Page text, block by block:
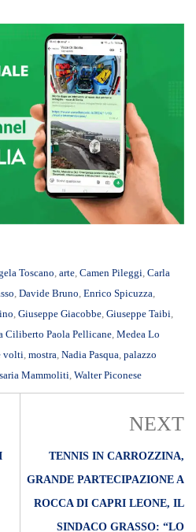
Toscano arte Camen Pileggi Carla
Davide Bruno Enrico Spicuzza
Giuseppe Giacobbe Giuseppe Taibi
Ciliberto Paola Pellicane Medea Lo
volti mostra Nadia Pasqua palazzo
Mammoliti Walter Piconese
NEXT
TENNIS IN CARROZZINA,
GRANDE PARTECIPAZIONE A
ROCCA DI CAPRI LEONE, IL
SINDACO GRASSO: “LO